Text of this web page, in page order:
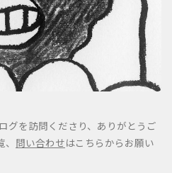
グを訪問くださり、ありがとうご
問い合わせはこちらからお願い